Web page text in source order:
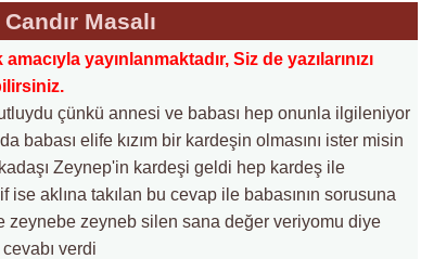
Masalı
yayınlanmaktadır, Siz de yazılarınızı
çünkü annesi ve babası hep onunla ilgileniyor
babası elife kızım bir kardeşin olmasını ister misin
Zeynep'in kardeşi geldi hep kardeş ile
aklına takılan bu cevap ile babasının sorusuna
zeynebe zeyneb silen sana değer veriyomu diye
verdi